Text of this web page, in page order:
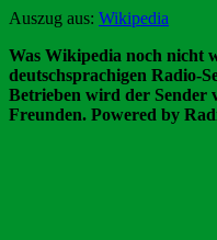
Auszug aus: Wikipedia
Was Wikipedia noch nicht
deutschsprachigen Radio-
Betrieben wird der Sender
Freunden. Powered by